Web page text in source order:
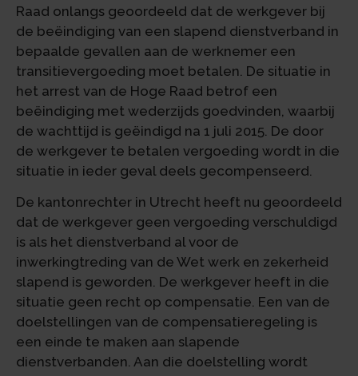
Raad onlangs geoordeeld dat de werkgever bij
de beëindiging van een slapend dienstverband in
bepaalde gevallen aan de werknemer een
transitievergoeding moet betalen. De situatie in
het arrest van de Hoge Raad betrof een
beëindiging met wederzijds goedvinden, waarbij
de wachttijd is geëindigd na 1 juli 2015. De door
de werkgever te betalen vergoeding wordt in die
situatie in ieder geval deels gecompenseerd.
De kantonrechter in Utrecht heeft nu geoordeeld
dat de werkgever geen vergoeding verschuldigd
is als het dienstverband al voor de
inwerkingtreding van de Wet werk en zekerheid
slapend is geworden. De werkgever heeft in die
situatie geen recht op compensatie. Een van de
doelstellingen van de compensatieregeling is
een einde te maken aan slapende
dienstverbanden. Aan die doelstelling wordt